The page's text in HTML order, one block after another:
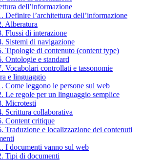
dell’informazione
Definire l’architettura dell’informazione
Alberatura
Flussi di interazione
Sistemi di navigazione
Tipologie di contenuto (content type)
Ontologie e standard
Vocabolari controllati e tassonomie
e linguaggio
Come leggono le persone sul web
Le regole per un linguaggio semplice
Microtesti
Scrittura collaborativa
Content critique
Traduzione e localizzazione dei contenuti
I documenti vanno sul web
Tipi di documenti